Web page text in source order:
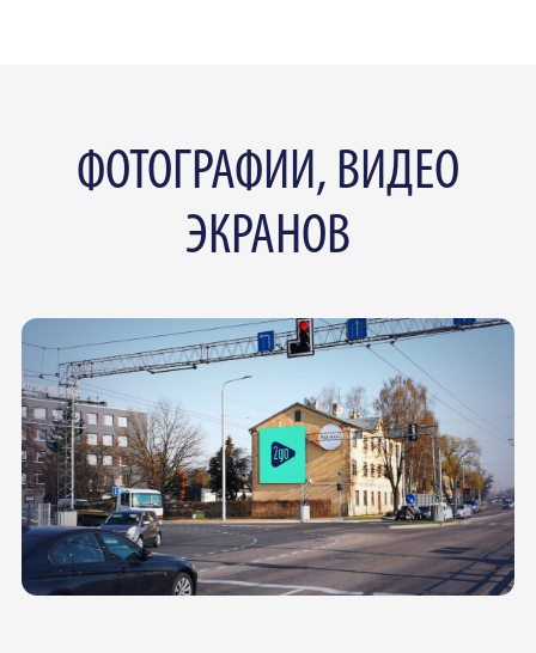
ФОТОГРАФИИ, ВИДЕО
ЭКРАНОВ